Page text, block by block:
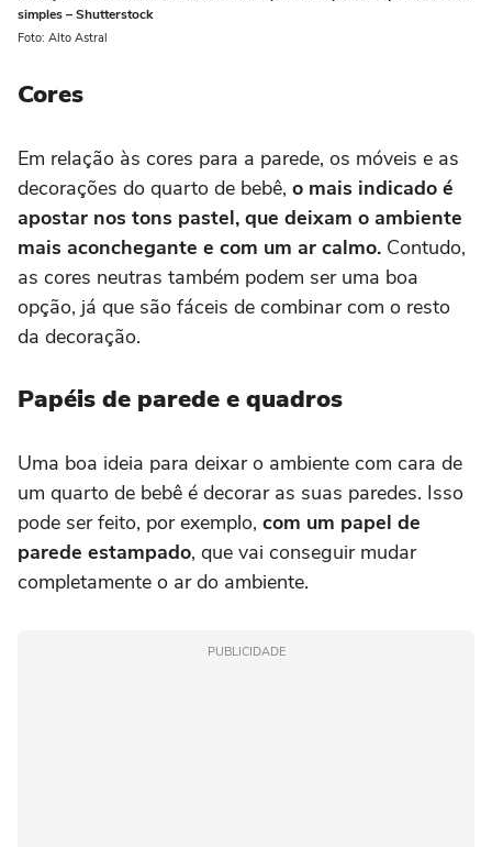
simples – Shutterstock
Foto: Alto Astral
Cores
Em relação às cores para a parede, os móveis e as
decorações do quarto de bebê, o mais indicado é
apostar nos tons pastel, que deixam o ambiente
mais aconchegante e com um ar calmo. Contudo,
as cores neutras também podem ser uma boa
opção, já que são fáceis de combinar com o resto
da decoração.
Papéis de parede e quadros
Uma boa ideia para deixar o ambiente com cara de
um quarto de bebê é decorar as suas paredes. Isso
pode ser feito, por exemplo, com um papel de
parede estampado, que vai conseguir mudar
completamente o ar do ambiente.
PUBLICIDADE